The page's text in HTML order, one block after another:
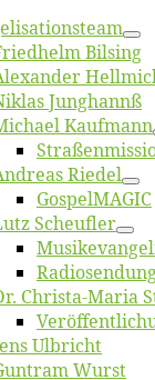
Bilsing
Junghannß
Kaufmann
Riedel
Gos­pel­MA­GIC
Scheuf­ler
Chris­­ta-Ma­ria
Ulb­richt
Wurst